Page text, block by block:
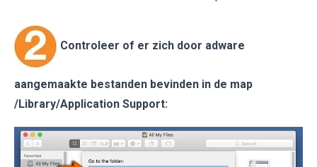
Controleer of er zich door adware
aangemaakte bestanden bevinden in de map
/Library/Application Support: